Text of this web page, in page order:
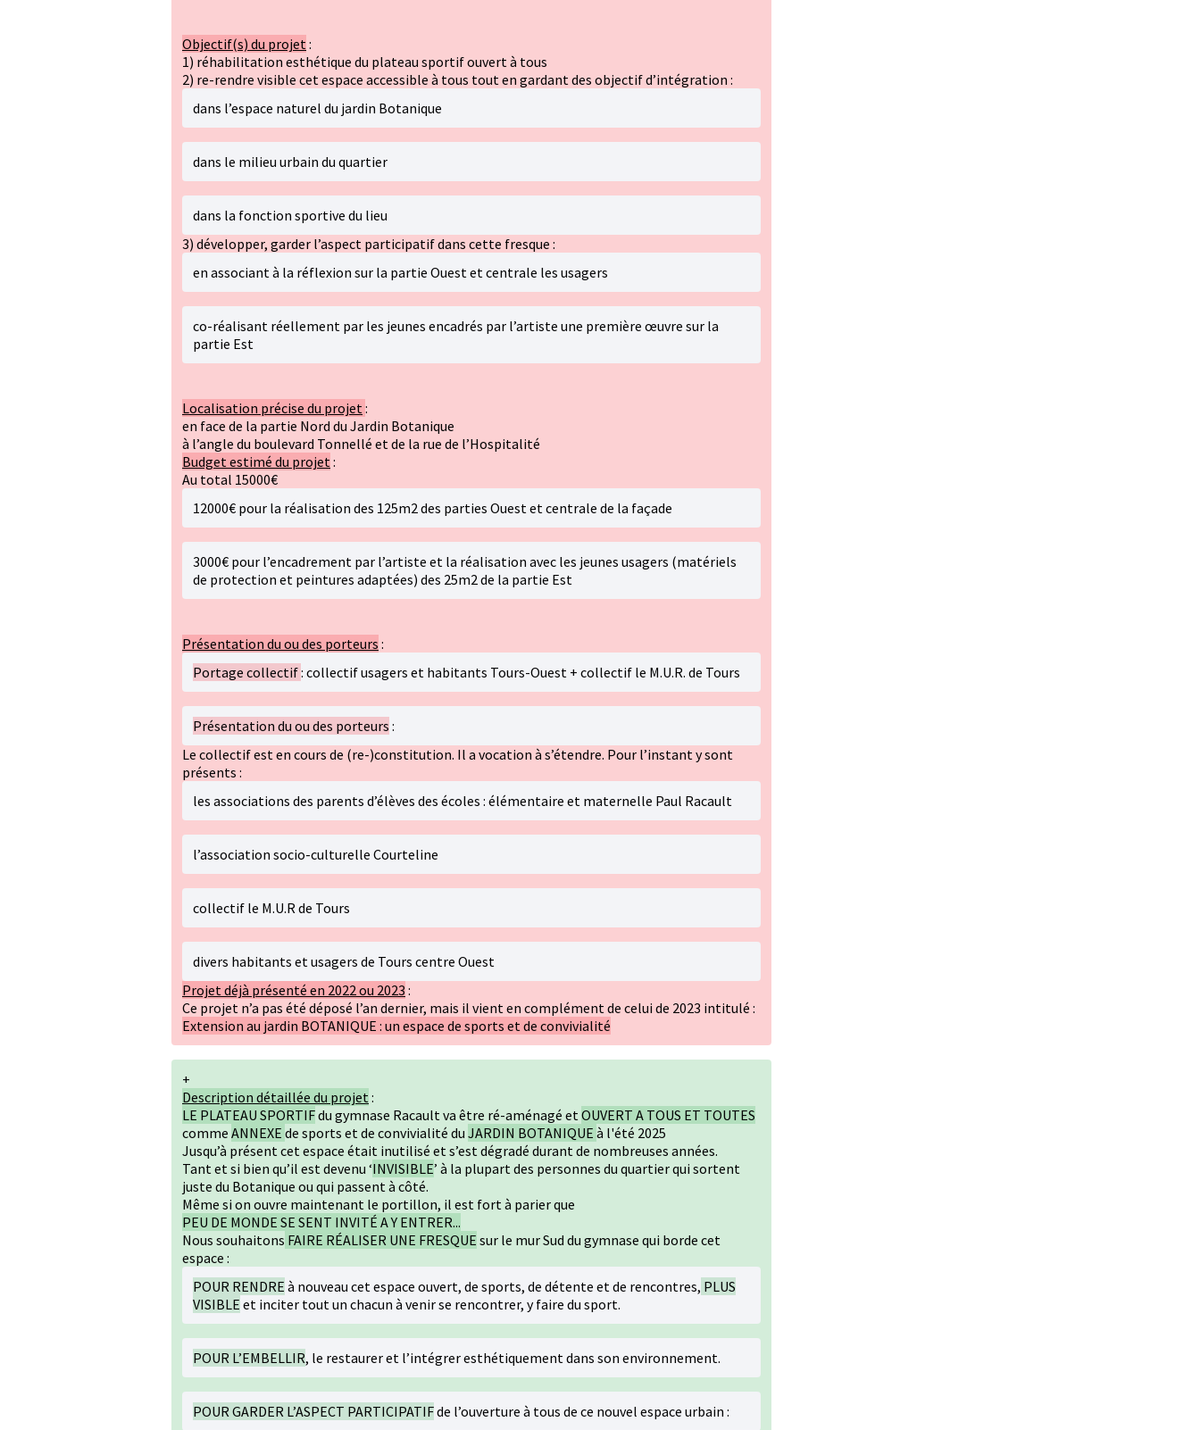
Objectif(s) du projet:
1) réhabilitation esthétique du plateau sportif ouvert à tous
2) re-rendre visible cet espace accessible à tous tout en gardant des objectif d’intégration :
dans l’espace naturel du jardin Botanique
dans le milieu urbain du quartier
dans la fonction sportive du lieu
3) développer, garder l’aspect participatif dans cette fresque :
en associant à la réflexion sur la partie Ouest et centrale les usagers
co-réalisant réellement par les jeunes encadrés par l’artiste une première œuvre sur la
partie Est
Localisation précise du projet:
en face de la partie Nord du Jardin Botanique
à l’angle du boulevard Tonnellé et de la rue de l’Hospitalité
Budget estimé du projet:
Au total 15000€
12000€ pour la réalisation des 125m2 des parties Ouest et centrale de la façade
3000€ pour l’encadrement par l’artiste et la réalisation avec les jeunes usagers (matériels
de protection et peintures adaptées) des 25m2 de la partie Est
Présentation du ou des porteurs :
Portage collectif: collectif usagers et habitants Tours-Ouest + collectif le M.U.R. de Tours
Présentation du ou des porteurs :
Le collectif est en cours de (re-)constitution. Il a vocation à s’étendre. Pour l’instant y sont
présents :
les associations des parents d’élèves des écoles : élémentaire et maternelle Paul Racault
l’association socio-culturelle Courteline
collectif le M.U.R de Tours
divers habitants et usagers de Tours centre Ouest
Projet déjà présenté en 2022 ou 2023 :
Ce projet n’a pas été déposé l’an dernier, mais il vient en complément de celui de 2023 intitulé :
Extension au jardin BOTANIQUE : un espace de sports et de convivialité
+
Description détaillée du projet:
LE PLATEAU SPORTIFdu gymnase Racault va être ré-aménagé etOUVERT A TOUS ET TOUTES
comme ANNEXE de sports et de convivialité du JARDIN BOTANIQUE à l'été 2025
Jusqu’à présent cet espace était inutilisé et s’est dégradé durant de nombreuses années.
Tant et si bien qu’il est devenu ‘INVISIBLE’ à la plupart des personnes du quartier qui sortent
juste du Botanique ou qui passent à côté.
Même si on ouvre maintenant le portillon, il est fort à parier que
PEU DE MONDE SE SENT INVITÉ A Y ENTRER...
Nous souhaitons FAIRE RÉALISER UNE FRESQUE sur le mur Sud du gymnase qui borde cet
espace :
POUR RENDRE à nouveau cet espace ouvert, de sports, de détente et de rencontres, PLUS
VISIBLE et inciter tout un chacun à venir se rencontrer, y faire du sport.
POUR L’EMBELLIR, le restaurer et l’intégrer esthétiquement dans son environnement.
POUR GARDER L’ASPECT PARTICIPATIFde l’ouverture à tous de ce nouvel espace urbain :